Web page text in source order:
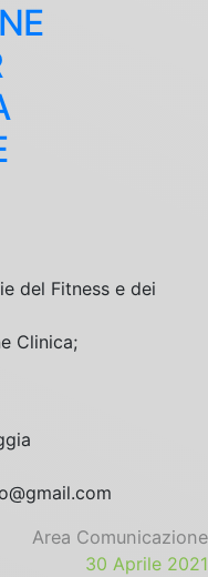
del Fitness e dei
Clinica;
Area Comunicazione
30 Aprile 2021